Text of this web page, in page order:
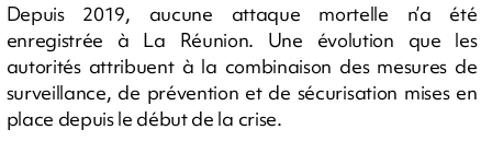
Depuis 2019, aucune attaque mortelle n’a été
enregistrée à La Réunion. Une évolution que les
autorités attribuent à la combinaison des mesures de
surveillance, de prévention et de sécurisation mises en
place depuis le début de la crise.